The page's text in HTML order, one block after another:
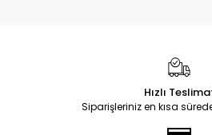
Hızlı
Siparişleriniz en kısa